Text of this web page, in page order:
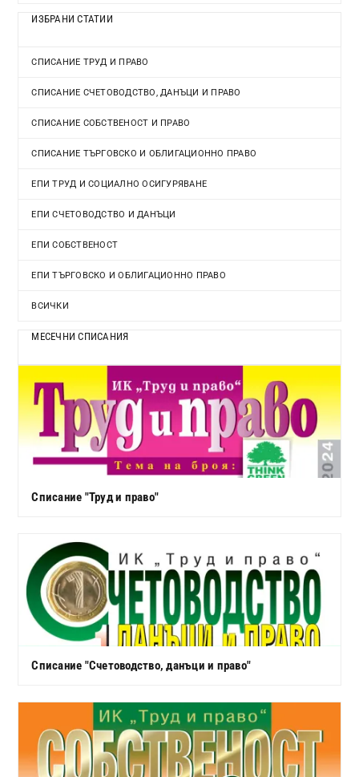
ИЗБРАНИ СТАТИИ
СПИСАНИЕ ТРУД И ПРАВО
СПИСАНИЕ СЧЕТОВОДСТВО, ДАНЪЦИ И ПРАВО
СПИСАНИЕ СОБСТВЕНОСТ И ПРАВО
СПИСАНИЕ ТЪРГОВСКО И ОБЛИГАЦИОННО ПРАВО
ЕПИ ТРУД И СОЦИАЛНО ОСИГУРЯВАНЕ
ЕПИ СЧЕТОВОДСТВО И ДАНЪЦИ
ЕПИ СОБСТВЕНОСТ
ЕПИ ТЪРГОВСКО И ОБЛИГАЦИОННО ПРАВО
ВСИЧКИ
МЕСЕЧНИ СПИСАНИЯ
Списание "Труд и право"
Списание "Счетоводство, данъци и право"